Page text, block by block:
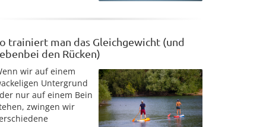
trainiert man das Gleichgewicht (und
den Rücken)
wir auf einem
Untergrund
nur auf einem Bein
zwingen wir